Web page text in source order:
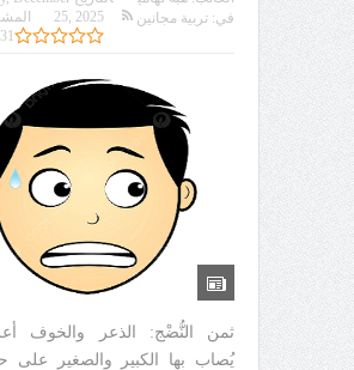
25, 2025
في: تربية مجانين
ثمن النُّضْج: الذعر والخوف
يُصاب بها الكبير والصغير على